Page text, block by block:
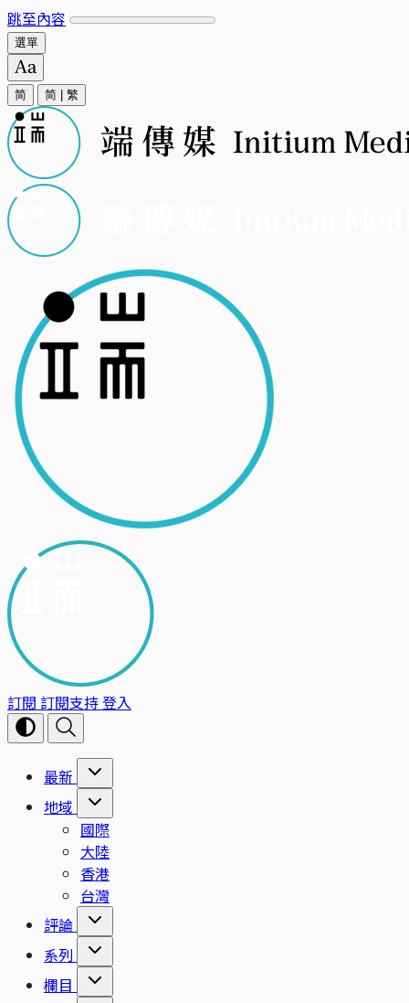
跳至內容
選單
简 简 繁
訂閱 訂閱支持登入
最新
地域
國際
大陸
香港
台灣
評論
系列
欄目